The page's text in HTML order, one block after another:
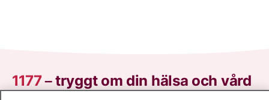
1177–tryggt om din hälsa och vård